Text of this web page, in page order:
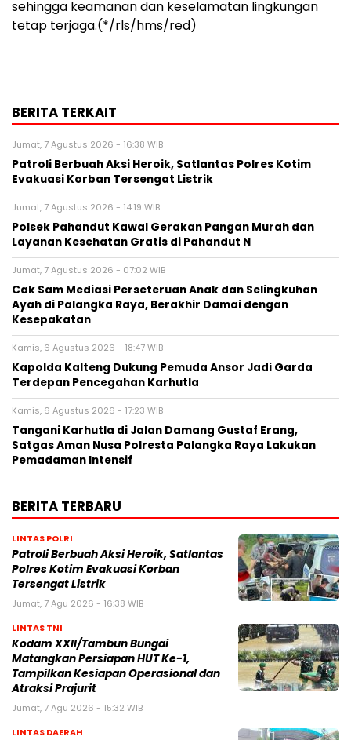
sehingga keamanan dan keselamatan lingkungan
tetap terjaga.(*/rls/hms/red)
BERITA TERKAIT
Jumat, 7 Agustus 2026 - 16:38 WIB
Patroli Berbuah Aksi Heroik, Satlantas Polres Kotim
Evakuasi Korban Tersengat Listrik
Jumat, 7 Agustus 2026 - 14:19 WIB
Polsek Pahandut Kawal Gerakan Pangan Murah dan
Layanan Kesehatan Gratis di Pahandut N
Jumat, 7 Agustus 2026 - 07:02 WIB
Cak Sam Mediasi Perseteruan Anak dan Selingkuhan
Ayah di Palangka Raya, Berakhir Damai dengan
Kesepakatan
Kamis, 6 Agustus 2026 - 18:47 WIB
Kapolda Kalteng Dukung Pemuda Ansor Jadi Garda
Terdepan Pencegahan Karhutla
Kamis, 6 Agustus 2026 - 17:23 WIB
Tangani Karhutla di Jalan Damang Gustaf Erang,
Satgas Aman Nusa Polresta Palangka Raya Lakukan
Pemadaman Intensif
BERITA TERBARU
LINTAS POLRI
Patroli Berbuah Aksi Heroik, Satlantas
Polres Kotim Evakuasi Korban
Tersengat Listrik
Jumat, 7 Agu 2026 - 16:38 WIB
LINTAS TNI
Kodam XXII/Tambun Bungai
Matangkan Persiapan HUT Ke-1,
Tampilkan Kesiapan Operasional dan
Atraksi Prajurit
Jumat, 7 Agu 2026 - 15:32 WIB
LINTAS DAERAH